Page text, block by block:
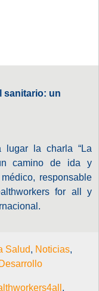
sanitario: un
lugar la charla “La
camino de ida y
responsable
for all y
Salud, Noticias,
,